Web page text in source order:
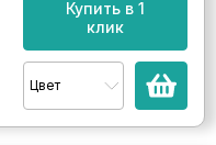
Купить в 1
клик
Цвет